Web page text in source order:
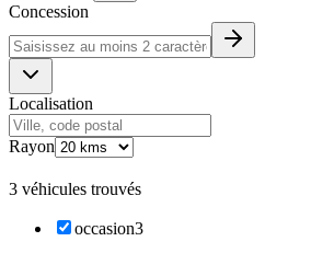
Concession
Localisation
Rayon
3 véhicules trouvés
occasion3